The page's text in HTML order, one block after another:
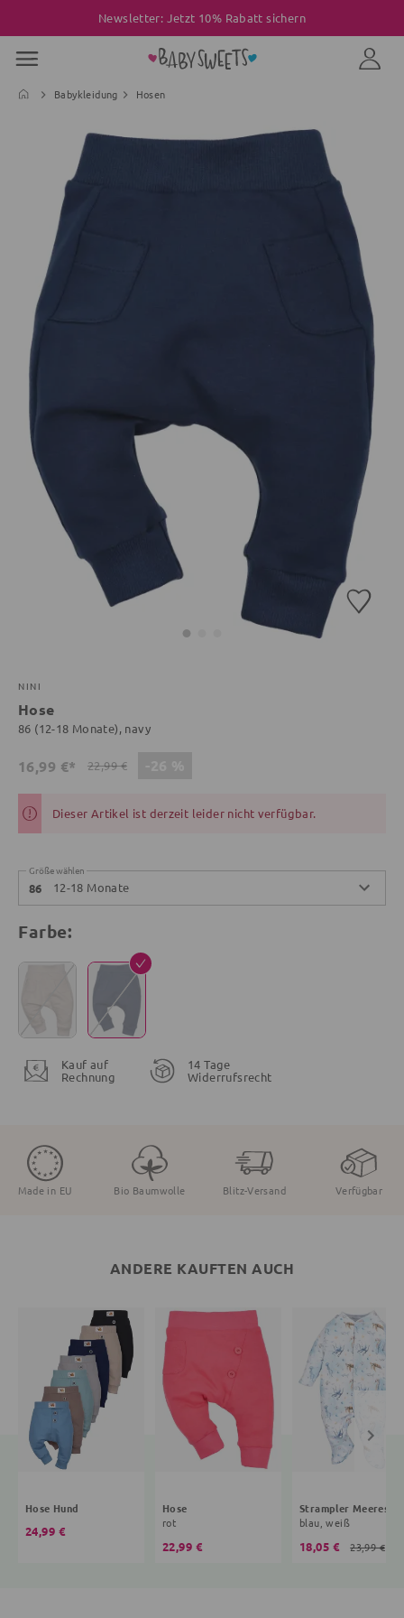
Newsletter: Jetzt 10% Rabatt sichern
Babykleidung Hosen
NINI
Hose
86 (12-18 Monate), navy
16,99 €* 22,99 €
Dieser Artikel ist derzeit leider nicht verfügbar.
Größe wählen
86 12-18 Monate
Farbe:
Kauf auf
Rechnung
14 Tage
Widerrufsrecht
Made in EU Bio Baumwolle Blitz-Versand Verfügbar
ANDERE KAUFTEN AUCH
Hose Hund
24,99 €
Hose
rot
22,99 €
blau, weiß
18,05 € 23,99 €